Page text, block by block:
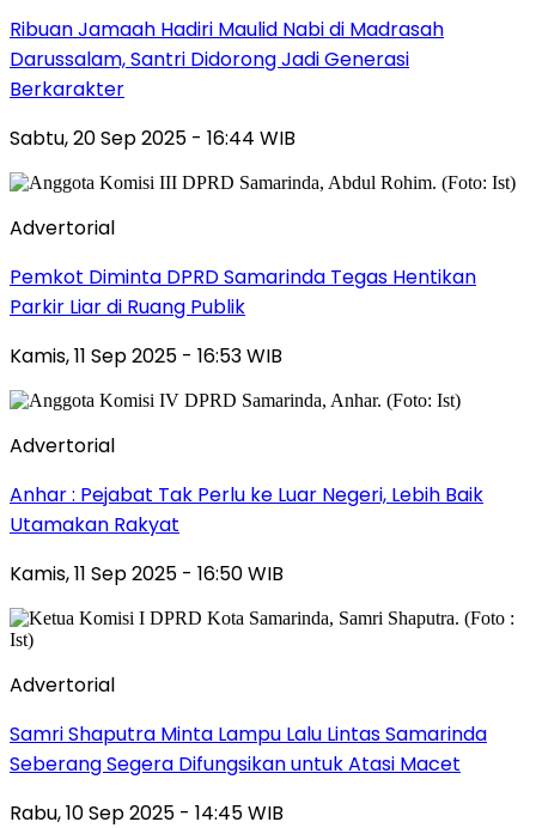
Ribuan Jamaah Hadiri Maulid Nabi di Madrasah
Darussalam, Santri Didorong Jadi Generasi
Berkarakter
Sabtu, 20 Sep 2025 - 16:44 WIB
Advertorial
Pemkot Diminta DPRD Samarinda Tegas Hentikan
Parkir Liar di Ruang Publik
Kamis, 11 Sep 2025 - 16:53 WIB
Advertorial
Anhar : Pejabat Tak Perlu ke Luar Negeri, Lebih Baik
Utamakan Rakyat
Kamis, 11 Sep 2025 - 16:50 WIB
Advertorial
Samri Shaputra Minta Lampu Lalu Lintas Samarinda
Seberang Segera Difungsikan untuk Atasi Macet
Rabu, 10 Sep 2025 - 14:45 WIB